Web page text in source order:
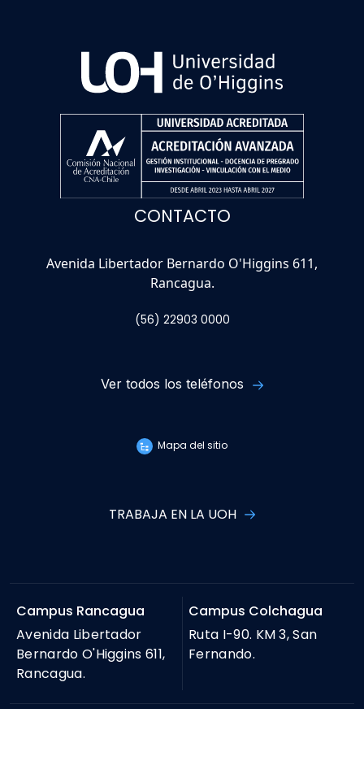
CONTACTO
Avenida Libertador Bernardo O'Higgins 611,
Rancagua.
(56) 22903 0000
Ver todos los teléfonos
Mapa del sitio
TRABAJA EN LA UOH
Campus Rancagua
Avenida Libertador
Bernardo O'Higgins 611,
Rancagua.
Campus Colchagua
Ruta I-90. KM 3, San
Fernando.